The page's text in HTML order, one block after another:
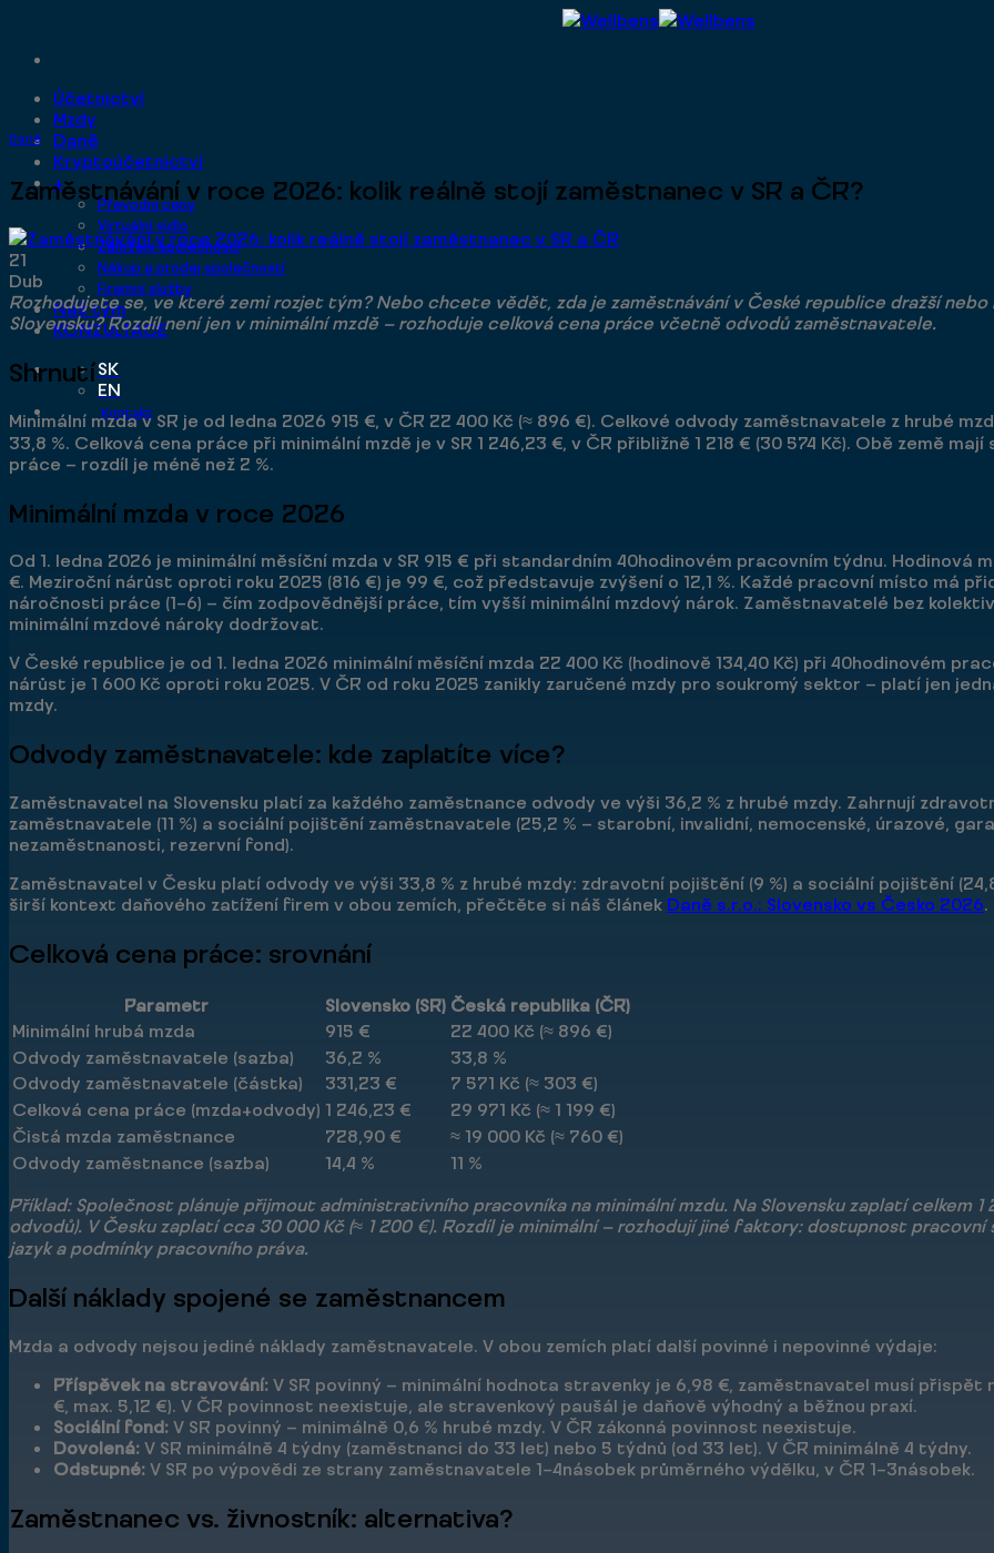
obsah
Účetnictví
Mzdy
Daně
Kryptoúčetnictví
+
Převodní ceny
Virtuální sídlo
Založení společnosti
Nákup a prodej společností
Firemní služby
Náš tým
KONZULTACE
SK
EN
Kontakt
Daně
Zaměstnávání v roce 2026: kolik reálně stojí zaměstnanec v SR a ČR?
21
Dub
Rozhodujete se, ve které zemi rozjet tým? Nebo chcete vědět, zda je zaměstnávání v České republice dražší nebo
Slovensku? Rozdíl není jen v minimální mzdě — rozhoduje celková cena práce včetně odvodů zaměstnavatele.
Shrnutí
Minimální mzda v SR je od ledna 2026 915 €, v ČR 22 400 Kč (≈ 896 €). Celkové odvody zaměstnavatele z hrubé
33,8 %. Celková cena práce při minimální mzdě je v SR 1 246,23 €, v ČR přibližně 1 218 € (30 574 Kč). Obě země
práce — rozdíl je méně než 2 %.
Minimální mzda v roce 2026
Od 1. ledna 2026 je minimální měsíční mzda v SR 915 € při standardním 40hodinovém pracovním týdnu. Hodinová
€. Meziroční nárůst oproti roku 2025 (816 €) je 99 €, což představuje zvýšení o 12,1 %. Každé pracovní místo má
náročnosti práce (1–6) — čím zodpovědnější práce, tím vyšší minimální mzdový nárok. Zaměstnavatelé bez
minimální mzdové nároky dodržovat.
V České republice je od 1. ledna 2026 minimální měsíční mzda 22 400 Kč (hodinově 134,40 Kč) při 40hodinovém
nárůst je 1 600 Kč oproti roku 2025. V ČR od roku 2025 zanikly zaručené mzdy pro soukromý sektor — platí jen
mzdy.
Odvody zaměstnavatele: kde zaplatíte více?
Zaměstnavatel na Slovensku platí za každého zaměstnance odvody ve výši 36,2 % z hrubé mzdy. Zahrnují
zaměstnavatele (11 %) a sociální pojištění zaměstnavatele (25,2 % — starobní, invalidní, nemocenské, úrazové,
nezaměstnanosti, rezervní fond).
Zaměstnavatel v Česku platí odvody ve výši 33,8 % z hrubé mzdy: zdravotní pojištění (9 %) a sociální pojištění
širší kontext daňového zatížení firem v obou zemích, přečtěte si náš článek Daně s.r.o.: Slovensko vs Česko 2026.
Celková cena práce: srovnání
Parametr Slovensko (SR) Česká republika (ČR)
Minimální hrubá mzda
915 €
22 400 Kč (≈ 896 €)
Odvody zaměstnavatele (sazba)
36,2 %
33,8 %
Odvody zaměstnavatele (částka)
331,23 €
7 571 Kč (≈ 303 €)
Celková cena práce (mzda+odvody) 1 246,23 €
29 971 Kč (≈ 1 199 €)
Čistá mzda zaměstnance
728,90 €
≈ 19 000 Kč (≈ 760 €)
Odvody zaměstnance (sazba)
14,4 %
11 %
Příklad: Společnost plánuje přijmout administrativního pracovníka na minimální mzdu. Na Slovensku zaplatí celkem
odvodů). V Česku zaplatí cca 30 000 Kč (≈ 1 200 €). Rozdíl je minimální — rozhodují jiné faktory: dostupnost
jazyk a podmínky pracovního práva.
Další náklady spojené se zaměstnancem
Mzda a odvody nejsou jediné náklady zaměstnavatele. V obou zemích platí další povinné i nepovinné výdaje:
Příspěvek na stravování: V SR povinný — minimální hodnota stravenky je 6,98 €, zaměstnavatel musí přispět
€, max. 5,12 €). V ČR povinnost neexistuje, ale stravenkový paušál je daňově výhodný a běžnou praxí.
Sociální fond: V SR povinný — minimálně 0,6 % hrubé mzdy. V ČR zákonná povinnost neexistuje.
Dovolená: V SR minimálně 4 týdny (zaměstnanci do 33 let) nebo 5 týdnů (od 33 let). V ČR minimálně 4 týdny.
Odstupné: V SR po výpovědi ze strany zaměstnavatele 1–4násobek průměrného výdělku, v ČR 1–3násobek.
Zaměstnanec vs. živnostník: alternativa?